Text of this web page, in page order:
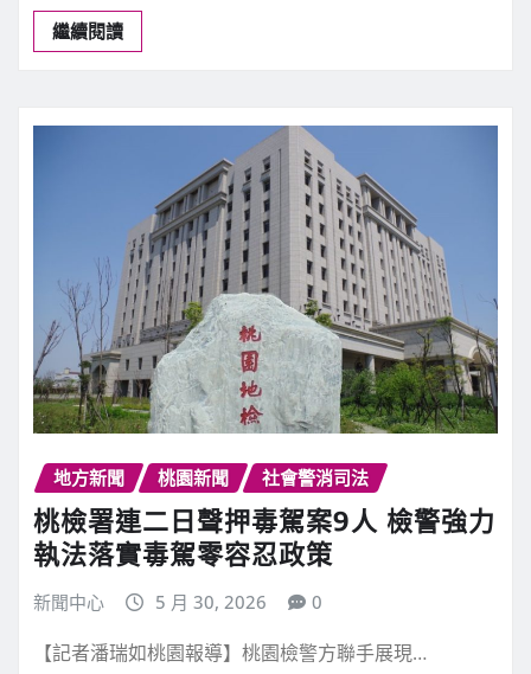
繼續閱讀
地方新聞 桃園新聞 社會警消司法
桃檢署連二日聲押毒駕案9人 檢警強力
執法落實毒駕零容忍政策
新聞中心 5 月 30, 2026 0
【記者潘瑞如桃園報導】桃園檢警方聯手展現…